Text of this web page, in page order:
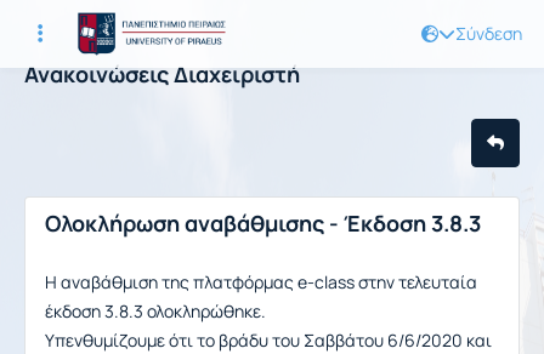
Σύνδεση
Ανακοινώσεις Διαχειριστή
Ολοκλήρωση αναβάθμισης - Έκδοση 3.8.3
Η αναβάθμιση της πλατφόρμας e-class στην τελευταία
έκδοση 3.8.3 ολοκληρώθηκε.
Υπενθυμίζουμε ότι το βράδυ του Σαββάτου 6/6/2020 και